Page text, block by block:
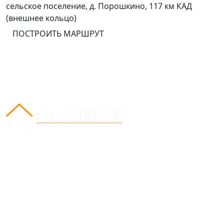
сельское поселение, д. Порошкино, 117 км КАД
(внешнее кольцо)
ПОСТРОИТЬ МАРШРУТ